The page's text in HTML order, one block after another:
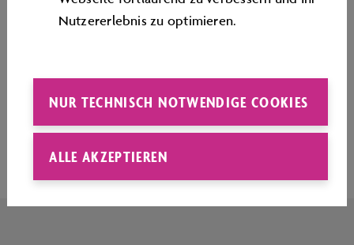
Seitenanfang
Nutzererlebnis zu optimieren.
NUR TECHNISCH NOTWENDIGE COOKIES
ALLE AKZEPTIEREN